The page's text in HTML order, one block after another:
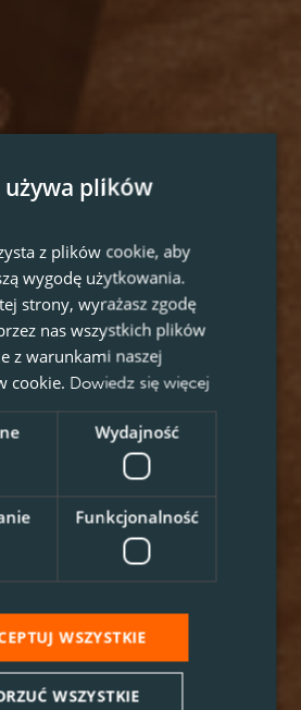
używa plików
z plików cookie, aby
wygodę użytkowania.
strony, wyrażasz zgodę
nas wszystkich plików
z warunkami naszej
cookie. Dowiedz się więcej
Wydajność
Funkcjonalność
WSZYSTKIE
WSZYSTKIE